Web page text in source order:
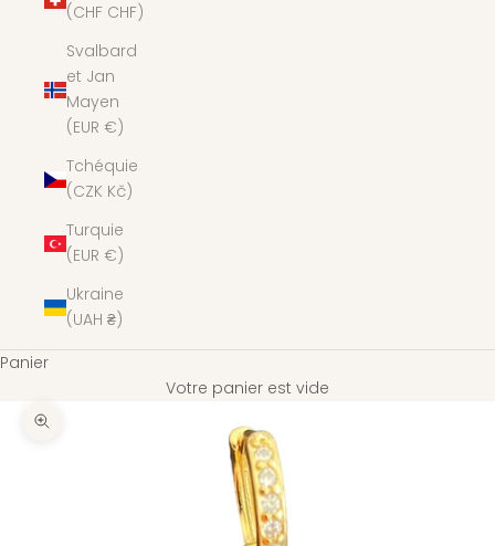
(CHF CHF)
Svalbard
et Jan
Mayen
(EUR €)
Tchéquie
(CZK Kč)
Turquie
(EUR €)
Ukraine
(UAH ₴)
Panier
Votre panier est vide
Zoomer sur l'image